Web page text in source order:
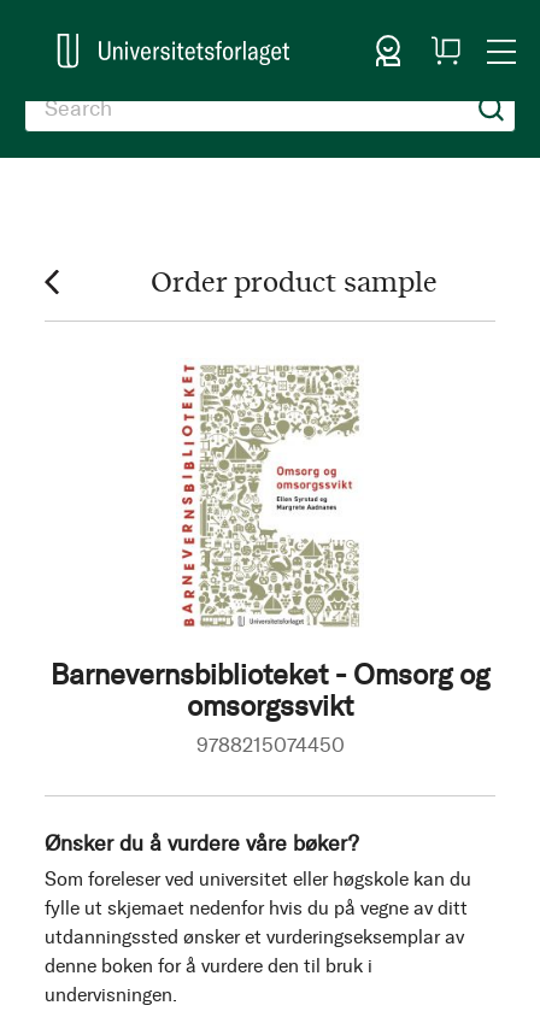
Sign In
My
Cart
Order product sample
Barnevernsbiblioteket - Omsorg og
omsorgssvikt
9788215074450
Ønsker du å vurdere våre bøker?
Som foreleser ved universitet eller høgskole kan du
fylle ut skjemaet nedenfor hvis du på vegne av ditt
utdanningssted ønsker et vurderingseksemplar av
denne boken for å vurdere den til bruk i
undervisningen.